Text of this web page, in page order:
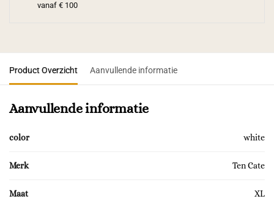
vanaf € 100
Product Overzicht Aanvullende informatie
Aanvullende informatie
color white
Merk Ten Cate
Maat XL